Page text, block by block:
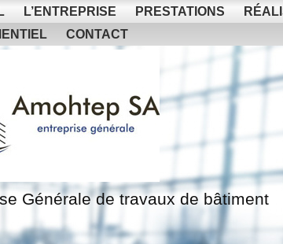
L’ENTREPRISE PRESTATIONS
CONTACT
Générale de travaux de bâtiment